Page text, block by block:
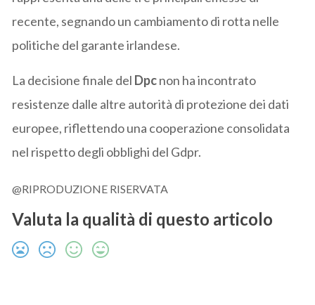
recente, segnando un cambiamento di rotta nelle
politiche del garante irlandese.
La decisione finale del Dpcnon ha incontrato
resistenze dalle altre autorità di protezione dei dati
europee, riflettendo una cooperazione consolidata
nel rispetto degli obblighi del Gdpr.
@RIPRODUZIONE RISERVATA
Valuta la qualità di questo articolo